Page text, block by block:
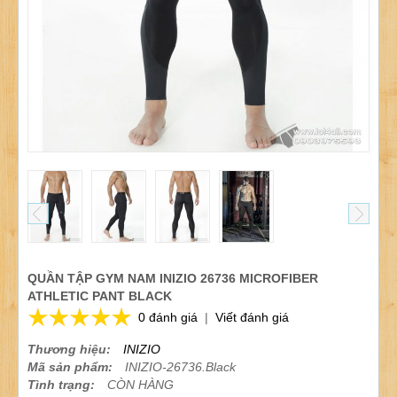
QUẦN TẬP GYM NAM INIZIO 26736 MICROFIBER
ATHLETIC PANT BLACK
0 đánh giá | Viết đánh giá
Thương hiệu:
INIZIO
Mã sản phẩm:
INIZIO-26736.Black
Tình trạng:
CÒN HÀNG